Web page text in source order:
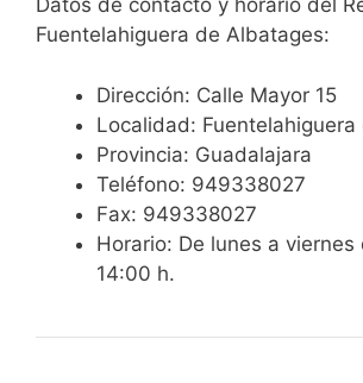
Datos de contacto y horario del
Fuentelahiguera de Albatages:
Dirección: Calle Mayor 15
Localidad:
Provincia: Guadalajara
Teléfono: 949338027
Fax: 949338027
Horario: De lunes a
14:00 h.